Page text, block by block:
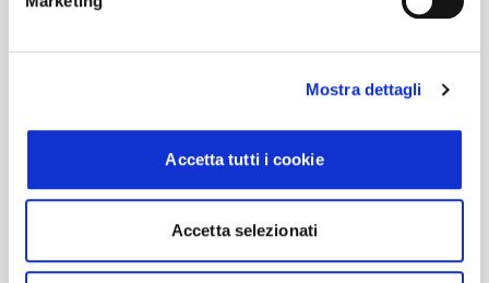
Mostra dettagli
Accetta tutti i cookie
Accetta selezionati
preparati allo show in un ambiente sicuro
e divertente.
Che si tratti del storico live diHarry Styles
dell'energia degli